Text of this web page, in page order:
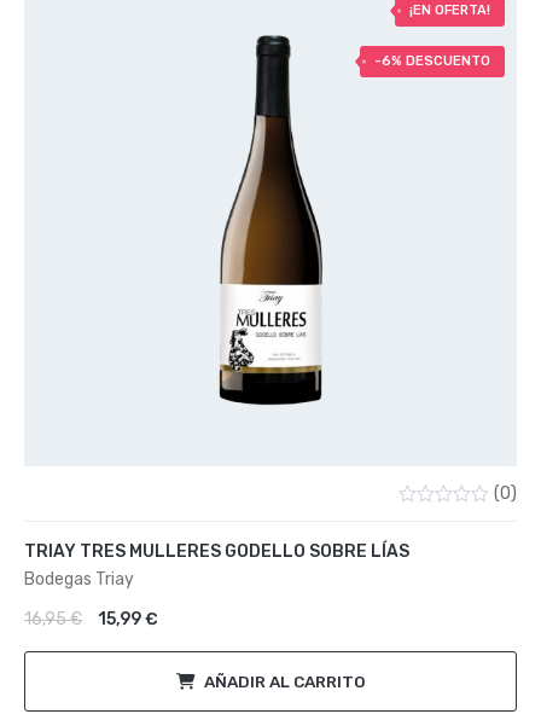
¡EN OFERTA!
-6% DESCUENTO
0
(0)
TRIAY TRES MULLERES GODELLO SOBRE LÍAS
Bodegas Triay
16,95€ El precio original era: 16,95 €.
15,99€
AÑADIR AL CARRITO